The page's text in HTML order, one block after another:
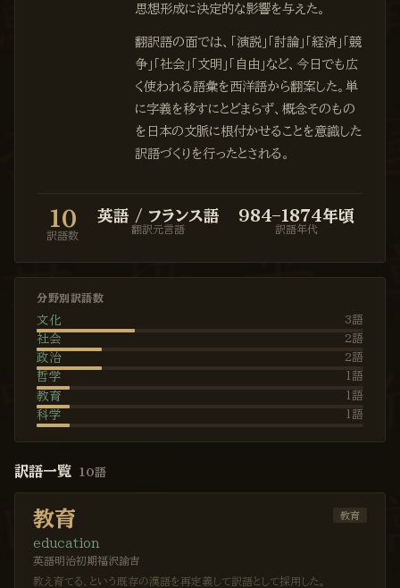
思想形成に決定的な影響を与えた。
翻訳語の面では、「演説」「討論」「経済」「競
争」「社会」「文明」「自由」など、今日でも広
く使われる語彙を西洋語から翻案した。単
に字義を移すにとどまらず、概念そのもの
を日本の文脈に根付かせることを意識した
訳語づくりを行ったとされる。
10
訳語数
英語 / フランス語
翻訳元言語
984–1874年頃
訳語年代
分野別訳語数
文化 3語
社会 2語
政治 2語
哲学 語
教育 1 語
科学 1 語
訳語一覧 10語
教育 教育
education
英語明治初期福沢諭吉
教え育てる、という既存の漢語を再定義して訳語として採用した。